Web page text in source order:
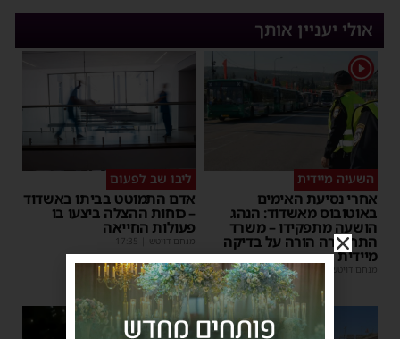
אולי יעניין אותך
1
השעיה מיידית
אחרי נסיעת האימים
באוטובוס מאשדוד: הנהג
הושעה מתפקידו – משרד
התחבורה הורה על בדיקה
מיידית
מנחם דויטש
ליבו שב לפעום
אדם התמוטט בביתו באשדוד
– כוחות ההצלה ביצעו בו
פעולות החייאה
מנחם דויטש 17:35
1